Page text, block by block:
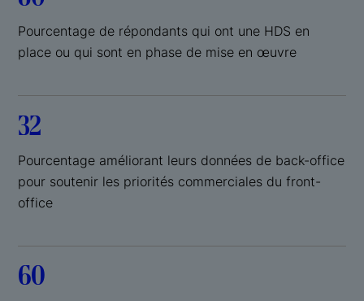
Pourcentage de répondants qui ont une HDS en
place ou qui sont en phase de mise en œuvre
32
Pourcentage améliorant leurs données de back-office
pour soutenir les priorités commerciales du front-
office
60